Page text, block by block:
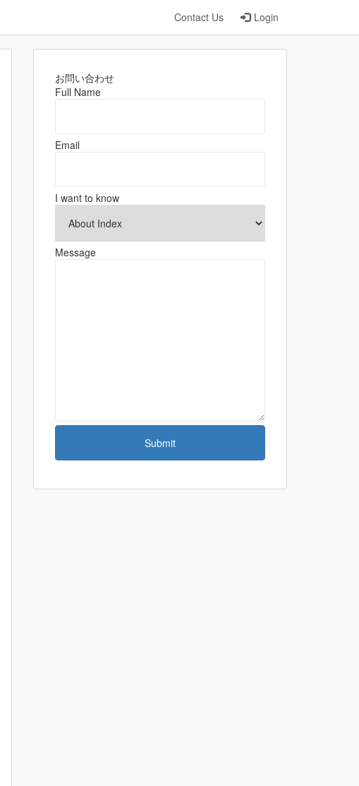
Contact Us Login
お問い合わせ
Full Name
Email
I want to know
Message